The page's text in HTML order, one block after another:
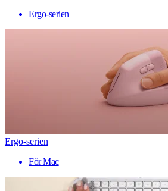
Ergo-serien
Ergo-serien
För Mac